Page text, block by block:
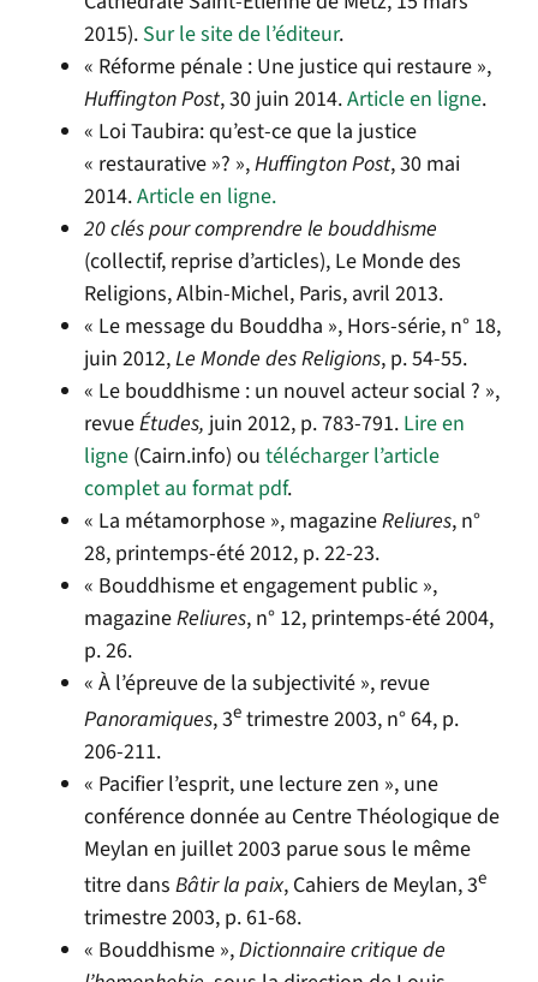
2015). Sur le site de l’éditeur.
« Réforme pénale : Une justice qui restaure »,
Huffington Post, 30 juin 2014.Article en ligne.
« Loi Taubira: qu’est-ce que la justice
« restaurative »? »,Huffington Post, 30 mai
2014.Article en ligne.
20 clés pour comprendre le bouddhisme
(collectif, reprise d’articles), Le Monde des
Religions, Albin-Michel, Paris, avril 2013.
« Le message du Bouddha », Hors-série, n° 18,
juin 2012,Le Monde des Religions, p. 54-55.
« Le bouddhisme : un nouvel acteur social ? »,
revueÉtudes, juin 2012, p. 783-791. Lire en
ligne(Cairn.info) ou télécharger l’article
complet au format pdf.
« La métamorphose », magazineReliures, n°
28, printemps-été 2012, p. 22-23.
« Bouddhisme et engagement public »,
magazineReliures, n° 12, printemps-été 2004,
p. 26.
« À l’épreuve de la subjectivité », revue
Panoramiques, 3etrimestre 2003, n° 64, p.
206-211.
« Pacifier l’esprit, une lecture zen », une
conférence donnée au Centre Théologique de
Meylan en juillet 2003 parue sous le même
titre dans Bâtir la paix, Cahiers de Meylan, 3e
trimestre 2003, p. 61-68.
« Bouddhisme »,Dictionnaire critique de